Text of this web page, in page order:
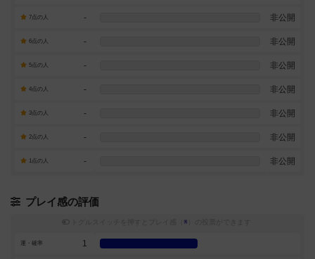
7点の人 - 非公開
6点の人 - 非公開
5点の人 - 非公開
4点の人 - 非公開
3点の人 - 非公開
2点の人 - 非公開
1点の人 - 非公開
プレイ感の評価
※
運・確率 1